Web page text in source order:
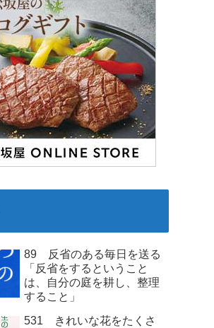
89 反省のある毎日を送る
「反省をするということ
は、自分の庭を耕し、整理
すること」
531 きれいな花をたくさ